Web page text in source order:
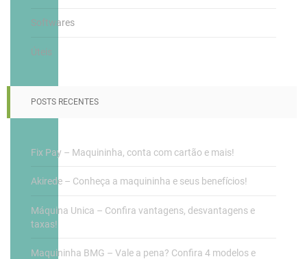
Softwares
Úteis
POSTS RECENTES
Fix Pay – Maquininha, conta com cartão e mais!
Akirede – Conheça a maquininha e seus benefícios!
Máquina Unica – Confira vantagens, desvantagens e
taxas!
Maquininha BMG – Vale a pena? Confira 4 modelos e